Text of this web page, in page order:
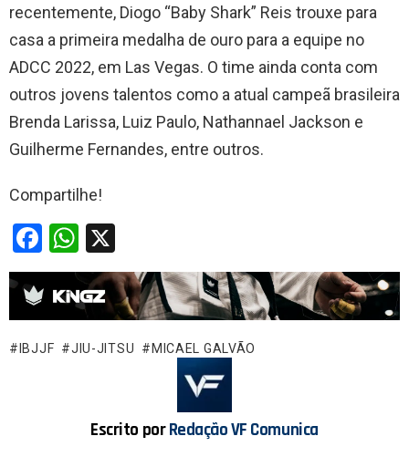
recentemente, Diogo “Baby Shark” Reis trouxe para
casa a primeira medalha de ouro para a equipe no
ADCC 2022, em Las Vegas. O time ainda conta com
outros jovens talentos como a atual campeã brasileira
Brenda Larissa, Luiz Paulo, Nathannael Jackson e
Guilherme Fernandes, entre outros.
Compartilhe!
F
a
ce
b
o
W
h
at
s
A
IBJJF JIU-JITSU MICAEL GALVÃO
Escrito porRedação VF Comunica